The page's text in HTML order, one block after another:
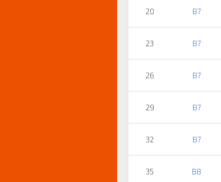
20 B7
23 B7
26 B7
29 B7
32 B7
35 B8